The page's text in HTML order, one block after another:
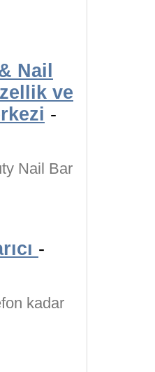
Nail
ve
-
Nail Bar
-
kadar